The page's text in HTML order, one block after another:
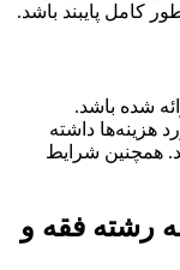
کامل پایبند باشد.
شده باشد.
هزینه‌ها داشته
همچنین شرایط
رشته فقه و